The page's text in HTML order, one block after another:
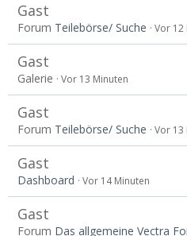
Gast
Forum Teilebörse/ Suche Vor 12
Gast
Galerie Vor 13 Minuten
Gast
Forum Teilebörse/ Suche Vor 13
Gast
Dashboard Vor 14 Minuten
Gast
Forum Das allgemeine Vectra